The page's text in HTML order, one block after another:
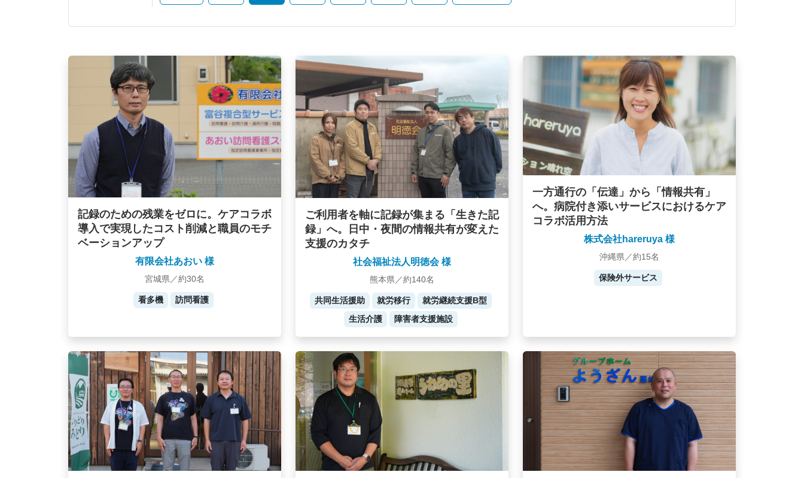
記録のための残業をゼロに。ケアコラボ
導入で実現したコスト削減と職員のモチ
ベーションアップ
有限会社あおい 様
宮城県／約30名
看多機 訪問看護
ご利用者を軸に記録が集まる「生きた記
録」へ。日中・夜間の情報共有が変えた
支援のカタチ
社会福祉法人明徳会 様
熊本県／約140名
共同生活援助 就労移行
就労継続支援B型
生活介護
障害者支援施設
一方通行の「伝達」から「情報共有」
へ。病院付き添いサービスにおけるケア
コラボ活用方法
株式会社hareruya 様
沖縄県／約15名
保険外サービス